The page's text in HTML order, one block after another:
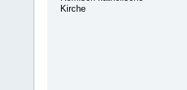
Kirche